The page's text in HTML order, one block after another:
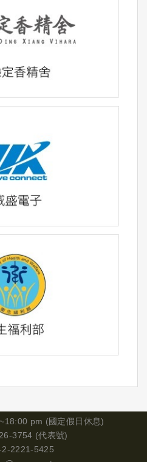
pm (國定假日休息)
3754 (代表號)
2-2221-5425